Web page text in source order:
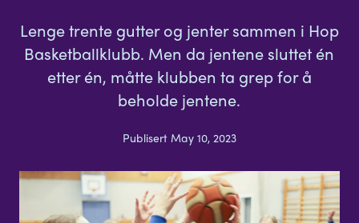
Lenge trente gutter og jenter sammen i Hop
Basketballklubb. Men da jentene sluttet én
etter én, måtte klubben ta grep for å
beholde jentene.
Publisert May 10, 2023